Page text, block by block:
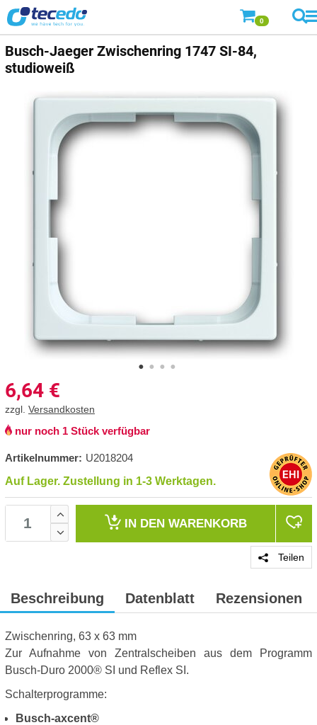
0
Busch-Jaeger Zwischenring 1747 SI-84,
studioweiß
6,64 €
zzgl. Versandkosten
nur noch 1 Stück verfügbar
Artikelnummer: U2018204
Auf Lager. Zustellung in 1-3 Werktagen.
IN DEN WARENKORB
Teilen
Beschreibung Datenblatt Rezensionen
Zwischenring, 63 x 63 mm
Zur Aufnahme von Zentralscheiben aus dem Programm
Busch-Duro 2000® SI und Reflex SI.
Schalterprogramme:
Busch-axcent®